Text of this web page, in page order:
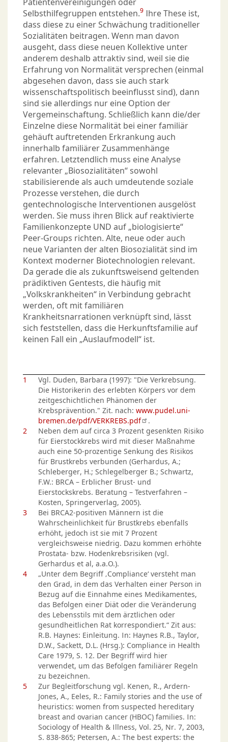
Selbsthilfegruppen entstehen.9 Ihre These ist,
dass diese zu einer Schwächung traditioneller
Sozialitäten beitragen. Wenn man davon
ausgeht, dass diese neuen Kollektive unter
anderem deshalb attraktiv sind, weil sie die
Erfahrung von Normalität versprechen (einmal
abgesehen davon, dass sie auch stark
wissenschaftspolitisch beeinflusst sind), dann
sind sie allerdings nur eine Option der
Vergemeinschaftung. Schließlich kann die/der
Einzelne diese Normalität bei einer familiär
gehäuft auftretenden Erkrankung auch
innerhalb familiärer Zusammenhänge
erfahren. Letztendlich muss eine Analyse
relevanter „Biosozialitäten“ sowohl
stabilisierende als auch umdeutende soziale
Prozesse verstehen, die durch
gentechnologische Interventionen ausgelöst
werden. Sie muss ihren Blick auf reaktivierte
Familienkonzepte UND auf „biologisierte“
Peer-Groups richten. Alte, neue oder auch
neue Varianten der alten Biosozialität sind im
Kontext moderner Biotechnologien relevant.
Da gerade die als zukunftsweisend geltenden
prädiktiven Gentests, die häufig mit
„Volkskrankheiten“ in Verbindung gebracht
werden, oft mit familiären
Krankheitsnarrationen verknüpft sind, lässt
sich feststellen, dass die Herkunftsfamilie auf
keinen Fall ein „Auslaufmodell“ ist.
1
Vgl. Duden, Barbara (1997): "Die Verkrebsung.
Die Historikerin des erlebten Körpers vor dem
zeitgeschichtlichen Phänomen der
Krebsprävention." Zit. nach: www.pudel.uni-
bremen.de/pdf/VERKREBS.pdf
.
2
Neben dem auf circa 3 Prozent gesenkten Risiko
für Eierstockkrebs wird mit dieser Maßnahme
auch eine 50-prozentige Senkung des Risikos
für Brustkrebs verbunden (Gerhardus, A.;
Schleberger, H.; Schlegelberger B.; Schwartz,
F.W.: BRCA – Erblicher Brust- und
Eierstockskrebs. Beratung – Testverfahren –
Kosten, Springerverlag, 2005).
3
Bei BRCA2-positiven Männern ist die
Wahrscheinlichkeit für Brustkrebs ebenfalls
erhöht, jedoch ist sie mit 7 Prozent
vergleichsweise niedrig. Dazu kommen erhöhte
Prostata- bzw. Hodenkrebsrisiken (vgl.
Gerhardus et al, a.a.O.).
4
„Unter dem Begriff ‚Compliance‘ versteht man
den Grad, in dem das Verhalten einer Person in
Bezug auf die Einnahme eines Medikamentes,
das Befolgen einer Diät oder die Veränderung
des Lebensstils mit dem ärztlichen oder
gesundheitlichen Rat korrespondiert.“ Zit aus:
R.B. Haynes: Einleitung. In: Haynes R.B., Taylor,
D.W., Sackett, D.L. (Hrsg.): Compliance in Health
Care 1979, S. 12. Der Begriff wird hier
verwendet, um das Befolgen familiärer Regeln
zu bezeichnen.
5
Zur Begleitforschung vgl. Kenen, R., Ardern-
Jones, A., Eeles, R.: Family stories and the use of
heuristics: women from suspected hereditary
breast and ovarian cancer (HBOC) families. In:
Sociology of Health & Illness, Vol. 25, Nr. 7, 2003,
S. 838-865; Petersen, A.: The best experts: the